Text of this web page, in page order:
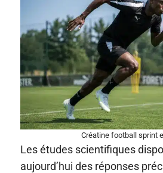
Créatine football sprint
Les études scientifiques
aujourd’hui des réponses